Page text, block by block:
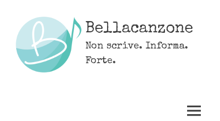
content
Bellacanzone
Non scrive. Informa.
Forte.
MENU